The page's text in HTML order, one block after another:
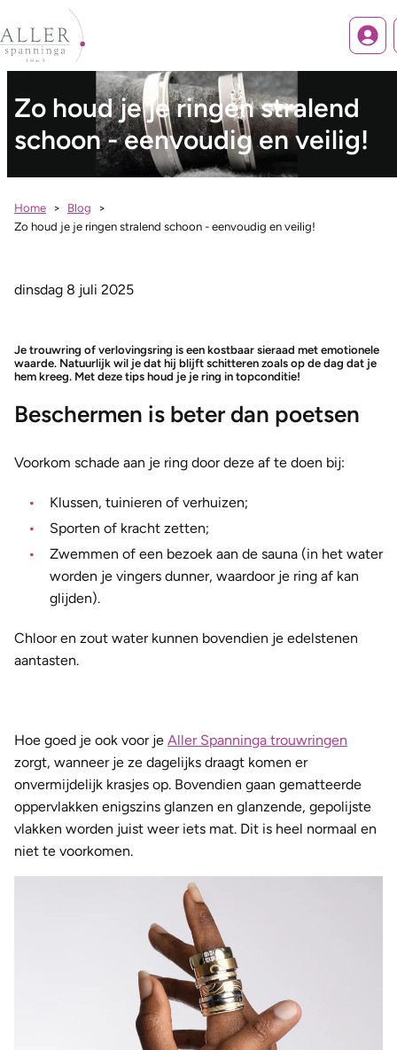
Zo houd je je ringen stralend
schoon - eenvoudig en veilig!
Home
Blog
Zo houd je je ringen stralend schoon - eenvoudig en veilig!
dinsdag 8 juli 2025
Je trouwring of verlovingsring is een kostbaar sieraad met emotionele
waarde. Natuurlijk wil je dat hij blijft schitteren zoals op de dag dat je
hem kreeg. Met deze tips houd je je ring in topconditie!
Beschermen is beter dan poetsen
Voorkom schade aan je ring door deze af te doen bij:
Klussen, tuinieren of verhuizen;
Sporten of kracht zetten;
Zwemmen of een bezoek aan de sauna (in het water
worden je vingers dunner, waardoor je ring af kan
glijden).
Chloor en zout water kunnen bovendien je edelstenen
aantasten.
Hoe goed je ook voor je Aller Spanninga trouwringen
zorgt, wanneer je ze dagelijks draagt komen er
onvermijdelijk krasjes op. Bovendien gaan gematteerde
oppervlakken enigszins glanzen en glanzende, gepolijste
vlakken worden juist weer iets mat. Dit is heel normaal en
niet te voorkomen.